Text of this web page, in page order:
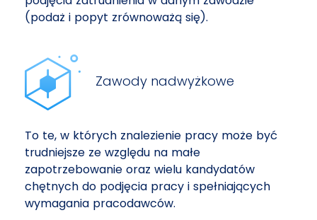
(podaż i popyt zrównoważą się).
Zawody nadwyżkowe
To te, w których znalezienie pracy może być
trudniejsze ze względu na małe
zapotrzebowanie oraz wielu kandydatów
chętnych do podjęcia pracy i spełniających
wymagania pracodawców.